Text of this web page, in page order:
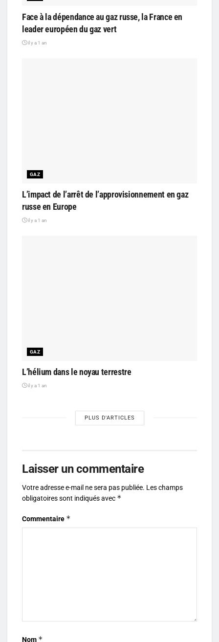
Face à la dépendance au gaz russe, la France en
leader européen du gaz vert
il y a 1 an
GAZ
L’impact de l’arrêt de l’approvisionnement en gaz
russe en Europe
il y a 1 an
GAZ
L’hélium dans le noyau terrestre
il y a 1 an
PLUS D'ARTICLES
Laisser un commentaire
Votre adresse e-mail ne sera pas publiée. Les champs
obligatoires sont indiqués avec *
Commentaire *
Nom *